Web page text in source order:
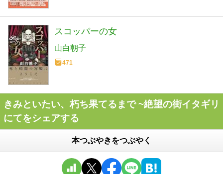
スコッパーの女
山白朝子
471
きみといたい、朽ち果てるまで ~絶望の街イタギリ
にてをシェアする
本つぶやきをつぶやく